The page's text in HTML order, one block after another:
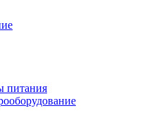
питания